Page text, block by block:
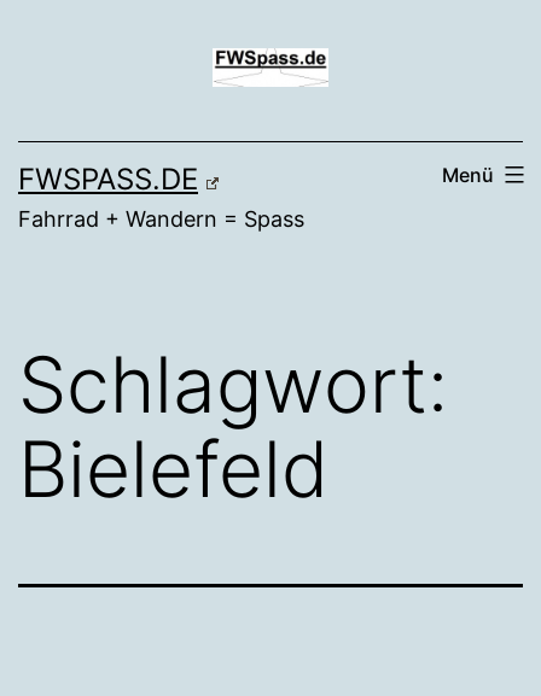
FWSPASS.DE
Fahrrad + Wandern = Spass
Menü
Schlagwort:
Bielefeld